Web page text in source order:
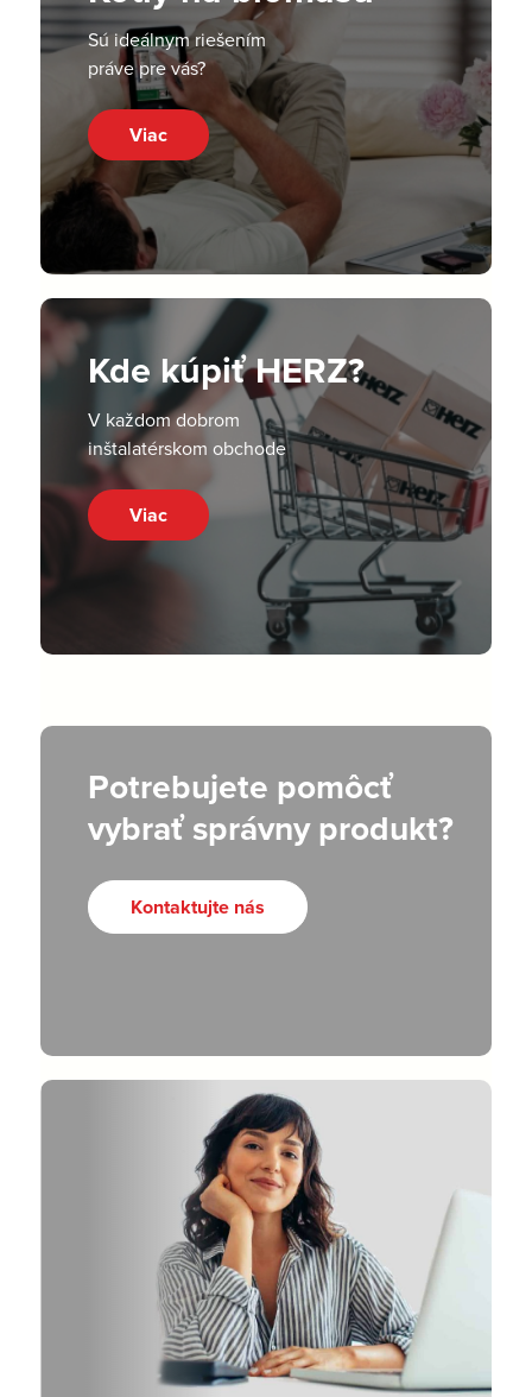
Sú ideálnym riešením
práve pre vás?
Viac
Kde kúpiť HERZ?
V každom dobrom
inštalatérskom obchode
Viac
Potrebujete pomôcť
vybrať správny produkt?
Kontaktujte nás